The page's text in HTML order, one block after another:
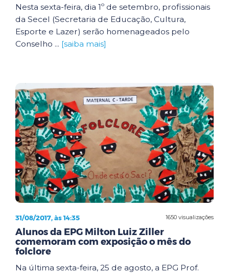
Nesta sexta-feira, dia 1º de setembro, profissionais
da Secel (Secretaria de Educação, Cultura,
Esporte e Lazer) serão homenageados pelo
Conselho ... [saiba mais]
1650 visualizações
31/08/2017, às 14:35
Alunos da EPG Milton Luiz Ziller
comemoram com exposição o mês do
folclore
Na última sexta-feira, 25 de agosto, a EPG Prof.